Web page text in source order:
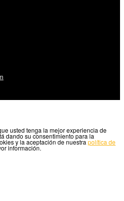
usted tenga la mejor experiencia de
dando su consentimiento para la
y la aceptación de nuestra política de
información.